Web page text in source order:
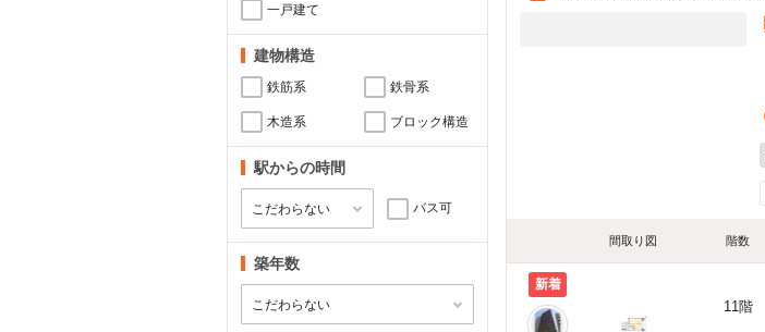
一戸建て
建物構造
鉄筋系 鉄骨系
木造系 ブロック構造
駅からの時間
バス可
築年数
間取り図 階数
新着
11階